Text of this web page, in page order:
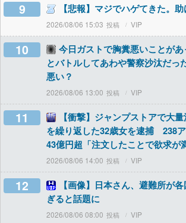
9 【悲報】マジでハゲてきた。
2026/08/06 15:03 VIP
10
今日ガストで胸糞悪いことが
とバトルしてあわや警察沙汰だっ
悪い？
2026/08/06 13:00 VIP
11
【衝撃】ジャンプストアで大
を繰り返した32歳女を逮捕 238
43億円超「注文したことで欲求が
2026/08/06 14:00 VIP
12
【画像】日本さん、避難所が
ぎると話題に
2026/08/06 08:00 VIP